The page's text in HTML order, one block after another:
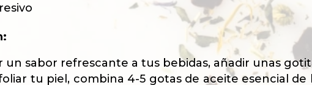
un sabor refrescante a tus bebidas, añadir unas
tu piel, combina 4-5 gotas de aceite esencial